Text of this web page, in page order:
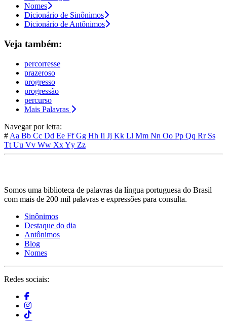
Nomes
Dicionário de Sinônimos
Dicionário de Antônimos
Veja também:
percorresse
prazeroso
progresso
progressão
percurso
Mais Palavras
Navegar por letra:
# Aa Bb Cc Dd Ee FfGg Hh Ii Jj Kk Ll Mm Nn Oo Pp Qq Rr Ss
Tt Uu Vv Ww XxYy Zz
Somos uma biblioteca de palavras da língua portuguesa do Brasil
com mais de 200 mil palavras e expressões para consulta.
Sinônimos
Destaque do dia
Antônimos
Blog
Nomes
Redes sociais: